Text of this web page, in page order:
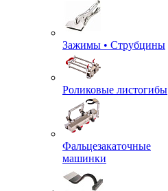
Зажимы • Струбцины
Роликовые листогибы
Фальцезакаточные
машинки